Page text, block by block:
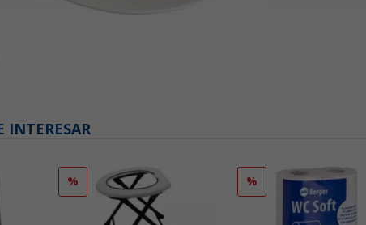
INTERESAR
% %